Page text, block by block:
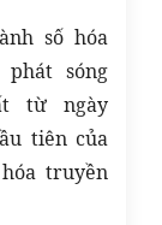
số hóa
sóng
từ ngày
tiên của
truyền